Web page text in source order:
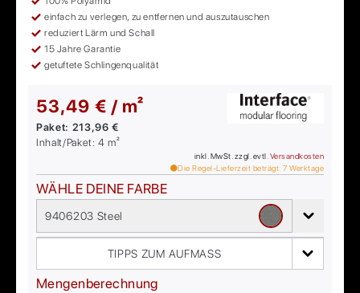
einfach zu verlegen, zu entfernen und auszutauschen
reduziert Lärm und Schall
15 Jahre Garantie
getuftete Schlingenqualität
53,49 € / m²
Paket: 213,96 €
Inhalt/Paket:4 m²
inkl. MwSt. zzgl. evtl. Versandkosten
Die Regel-Lieferzeit beträgt: 7 Werktage
WÄHLE DEINE FARBE
9406203 Steel
TIPPS ZUM AUFMASS
Mengenberechnung